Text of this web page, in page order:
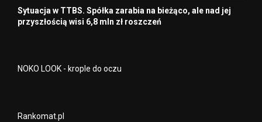
Sytuacja w TTBS. Spółka zarabia na bieżąco, ale nad jej
przyszłością wisi 6,8 mln zł roszczeń
NOKO LOOK - krople do oczu
Rankomat.pl